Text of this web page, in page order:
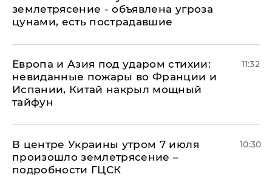
землетрясение - объявлена угроза
цунами, есть пострадавшие
Европа и Азия под ударом стихии:
невиданные пожары во Франции и
Испании, Китай накрыл мощный
тайфун
11:32
В центре Украины утром 7 июля
произошло землетрясение –
подробности ГЦСК
10:30